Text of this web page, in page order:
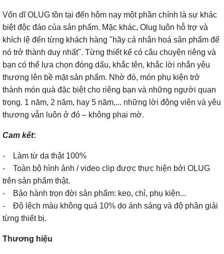
Vốn dĩ OLUG tồn tại đến hôm nay một phần chính là sự khác
biệt độc đáo của sản phẩm. Mặc khác, Olug luôn hỗ trợ và
khích lệ đến từng khách hàng "hãy cá nhân hoá sản phẩm để
nó trở thành duy nhất". Từng thiết kế có câu chuyện riêng và
bạn có thể lựa chọn đóng dấu, khắc tên, khắc lời nhắn yêu
thương lên bề mặt sản phẩm. Nhờ đó, món phụ kiện trở
thành món quà đặc biệt cho riêng bạn và những người quan
trọng. 1 năm, 2 năm, hay 5 năm,... những lời động viên và yêu
thương vẫn luôn ở đó – không phai mờ.
Cam kết:
- Làm từ da thật 100%
- Toàn bộ hình ảnh / video clip được thực hiện bởi OLUG
trên sản phẩm thật.
- Bảo hành trọn đời sản phẩm: keo, chỉ, phụ kiện...
- Độ lệch màu không quá 10% do ánh sáng và độ phân giải
từng thiết bị.
Thương hiệu